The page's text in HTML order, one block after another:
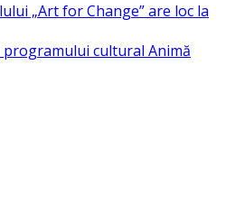
„Art for Change” are loc la
cultural Animă